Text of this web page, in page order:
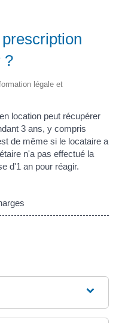
?
légale et
location peut récupérer
3 ans, y compris
de même si le locataire a
n'a pas effectué la
d'1 an pour réagir.